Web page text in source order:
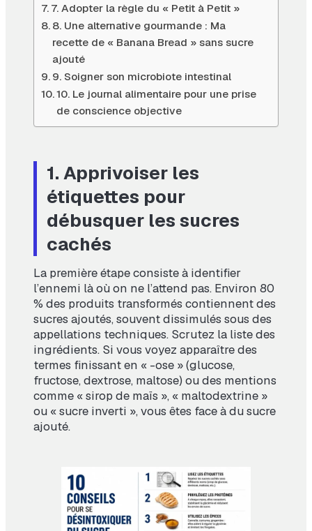
7. Adopter la règle du « Petit à Petit »
8. Une alternative gourmande : Ma
recette de « Banana Bread » sans sucre
ajouté
9. Soigner son microbiote intestinal
10. Le journal alimentaire pour une prise
de conscience objective
1. Apprivoiser les
étiquettes pour
débusquer les sucres
cachés
La première étape consiste à identifier
l’ennemi là où on ne l’attend pas. Environ 80
% des produits transformés contiennent des
sucres ajoutés, souvent dissimulés sous des
appellations techniques. Scrutez la liste des
ingrédients. Si vous voyez apparaître des
termes finissant en « -ose » (glucose,
fructose, dextrose, maltose) ou des mentions
comme « sirop de maïs », « maltodextrine »
ou « sucre inverti », vous êtes face à du sucre
ajouté.